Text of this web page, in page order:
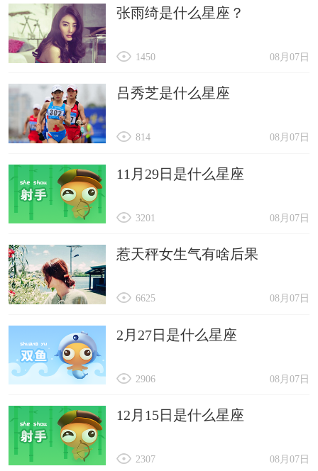
张雨绮是什么星座？
08月07日
1450
吕秀芝是什么星座
08月07日
814
11月29日是什么星座
08月07日
3201
惹天秤女生气有啥后果
08月07日
6625
2月27日是什么星座
08月07日
2906
12月15日是什么星座
08月07日
2307